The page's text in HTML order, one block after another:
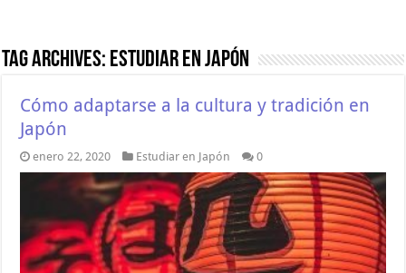
Tag Archives: Estudiar en Japón
Cómo adaptarse a la cultura y tradición en
Japón
enero 22, 2020 Estudiar en Japón 0